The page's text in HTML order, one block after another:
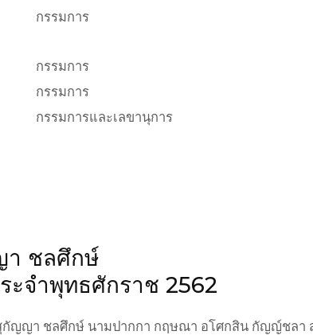
กรรมการ
กรรมการ
กรรมการ
กรรมการและเลขานุการ
า ชลศึกษ์
ะจำพุทธศักราช 2562
กัญญา ชลศึกษ์ นามปากกา กฤษณา อโศกสิน กัญญ์ชลา